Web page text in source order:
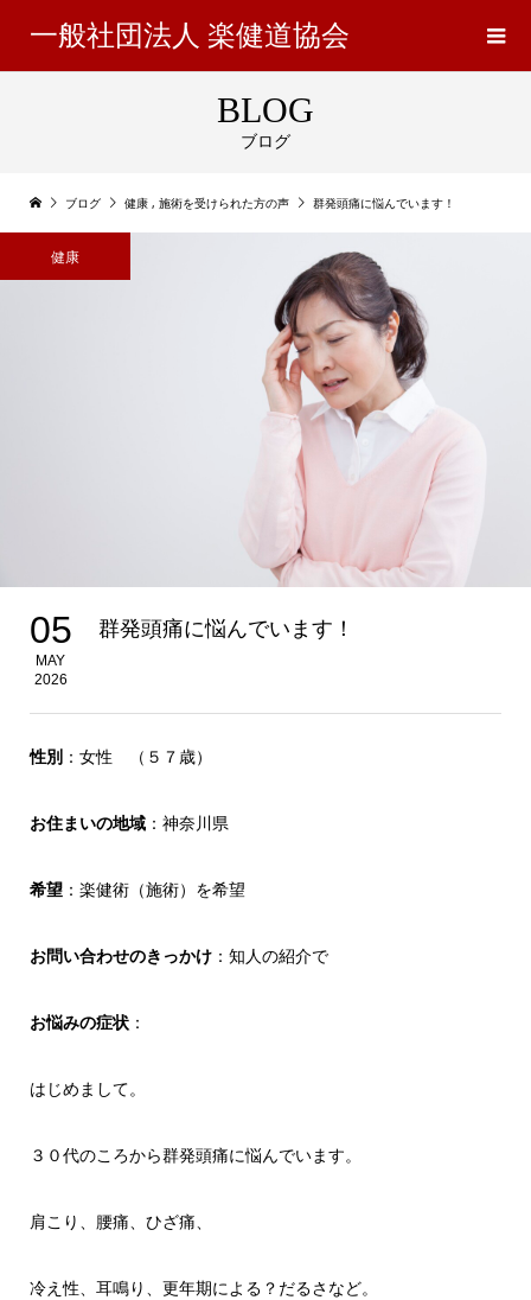
一般社団法人 楽健道協会
BLOG
ブログ
ブログ 健康 , 施術を受けられた方の声 群発頭痛に悩んでいます！
健康
05
MAY
2026
群発頭痛に悩んでいます！
性別：女性 （５７歳）
お住まいの地域：神奈川県
希望：楽健術（施術）を希望
お問い合わせのきっかけ：知人の紹介で
お悩みの症状：
はじめまして。
３０代のころから群発頭痛に悩んでいます。
肩こり、腰痛、ひざ痛、
冷え性、耳鳴り、更年期による？だるさなど。